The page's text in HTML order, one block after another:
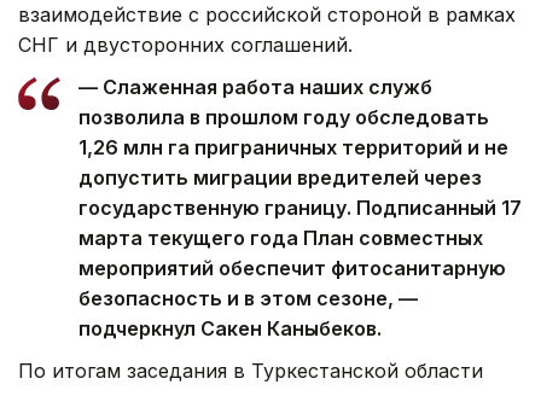
взаимодействие с российской стороной в рамках
СНГ и двусторонних соглашений.
— Слаженная работа наших служб
позволила в прошлом году обследовать
1,26 млн га приграничных территорий и не
допустить миграции вредителей через
государственную границу. Подписанный 17
марта текущего года План совместных
мероприятий обеспечит фитосанитарную
безопасность и в этом сезоне, —
подчеркнул Сакен Каныбеков.
По итогам заседания в Туркестанской области